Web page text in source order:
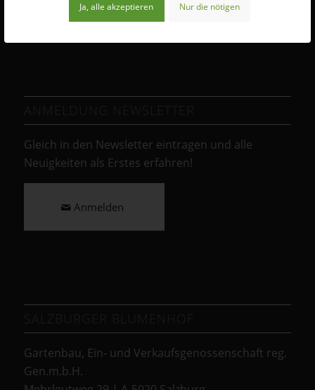
Ja, alle akzeptieren Nur die nötigen
7:30 – 12:00 Uhr
Gleich in den Newsletter eintragen und alle
Neuigkeiten als Erstes erfahren!
Anmelden
Gartenbau, Ein- und Verkaufsgenossenschaft reg.
Gen.m.b.H.